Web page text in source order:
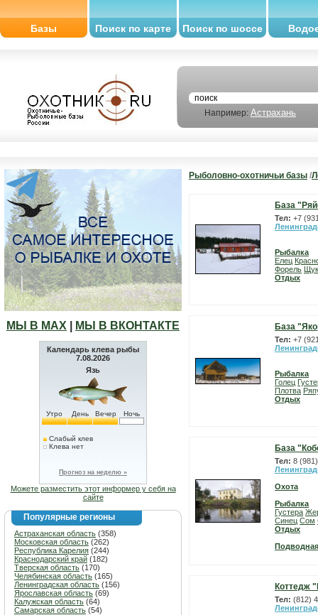
Базы Поиск по карте Поиск по шоссе
Например: Астрахань
МЫ В МАХ МЫ В ВКОНТАКТЕ
Календарь клева рыбы
7.08.2026
Язь
Утро День Вечер Ночь
Слабый клев
Клева нет
Прогноз на неделю »
Можете разместить этот информер у себя на
сайте
Популярные регионы
Астраханская область (358)
Московская область (262)
Республика Карелия (244)
Краснодарский край (182)
Тверская область (170)
Челябинская область (165)
Ленинградская область (156)
Ярославская область (69)
Калужская область (64)
Самарская область (54)
Рыболовно-охотничьи базы /
База
Тел: +7
Рыбалка
Елец
Форель
Отдых
База
Тел: +7
Рыбалка
Голец
Плотва
Отдых
База
Тел: 8
Охота
Рыбалка
Густера
Синец Сом
Отдых
Коттедж
Тел: (812)